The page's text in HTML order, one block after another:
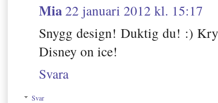
Mia22 januari 2012 kl. 15:17
Snygg design! Duktig du! :)
Disney on ice!
Svara
Svar